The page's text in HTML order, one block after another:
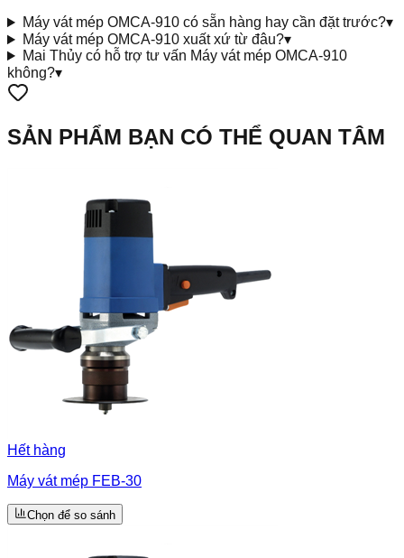
Máy vát mép OMCA-910 có sẵn hàng hay cần đặt trước?▾
Máy vát mép OMCA-910 xuất xứ từ đâu?▾
Mai Thủy có hỗ trợ tư vấn Máy vát mép OMCA-910
không?▾
SẢN PHẨM BẠN CÓ THỂ QUAN TÂM
Hết hàng
Máy vát mép FEB-30
Chọn để so sánh